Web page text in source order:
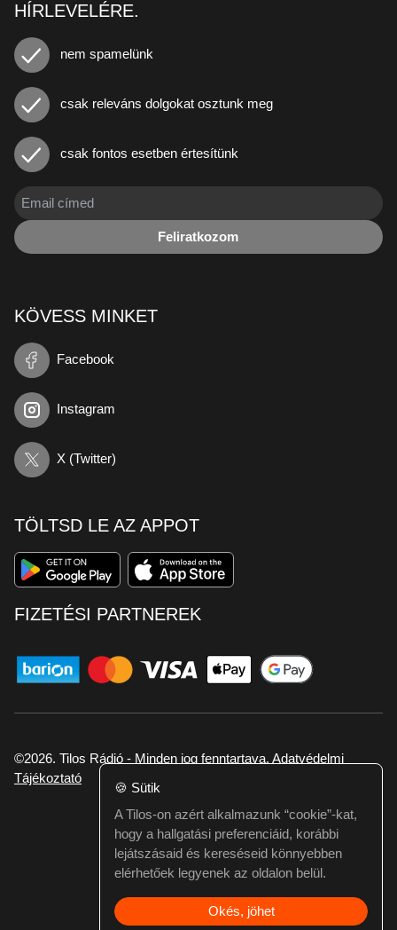
HÍRLEVELÉRE.
nem spamelünk
csak releváns dolgokat osztunk meg
csak fontos esetben értesítünk
Feliratkozom
KÖVESS MINKET
Facebook
Instagram
X (Twitter)
TÖLTSD LE AZ APPOT
FIZETÉSI PARTNEREK
©2026. Tilos Rádió - Minden jog fenntartava. Adatvédelmi
Tájékoztató
Ha hibát találtál vagy kérdésed van itt jelezd:
webmester@tilos.hu
🍪 Sütik
A Tilos-on azért alkalmazunk “cookie”-kat,
hogy a hallgatási preferenciáid, korábbi
lejátszásaid és kereséseid könnyebben
elérhetőek legyenek az oldalon belül.
Okés, jöhet